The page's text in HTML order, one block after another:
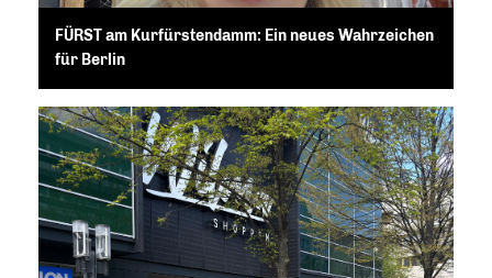
FÜRST am Kurfürstendamm: Ein neues Wahrzeichen
für Berlin